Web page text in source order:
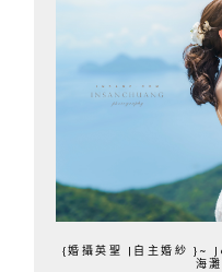
{婚攝英聖 |自主婚紗 }~
海